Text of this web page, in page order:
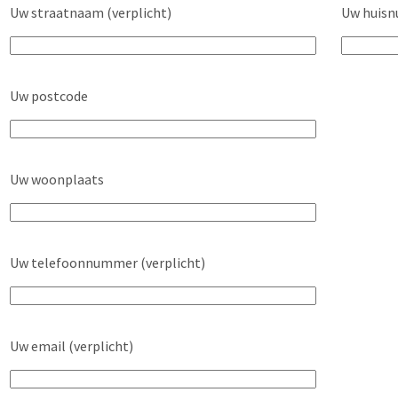
Uw straatnaam (verplicht) Uw
Uw postcode
Uw woonplaats
Uw telefoonnummer (verplicht)
Uw email (verplicht)